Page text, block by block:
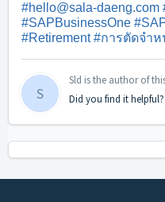
#hello@sala-daeng.com
#SAPBusinessOne
#Retirement #การตัดจำ
S
Sld is the author of
Did you find it helpful?